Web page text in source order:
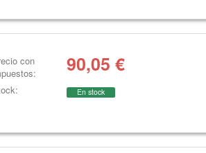
con
90,05 €
En stock